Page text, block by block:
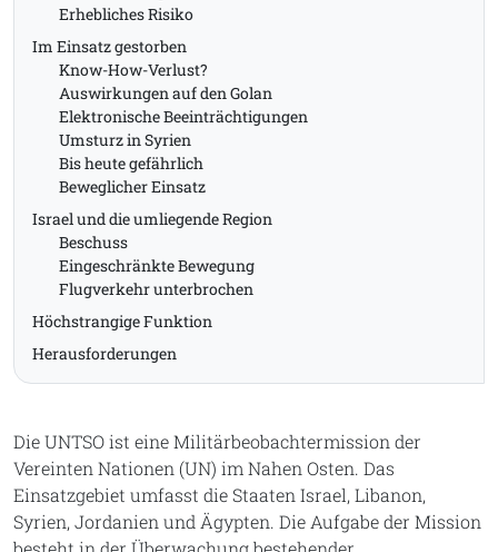
Erhebliches Risiko
Im Einsatz gestorben
Know-How-Verlust?
Auswirkungen auf den Golan
Elektronische Beeinträchtigungen
Umsturz in Syrien
Bis heute gefährlich
Beweglicher Einsatz
Israel und die umliegende Region
Beschuss
Eingeschränkte Bewegung
Flugverkehr unterbrochen
Höchstrangige Funktion
Herausforderungen
Die UNTSO ist eine Militärbeobachtermission der
Vereinten Nationen (UN) im Nahen Osten. Das
Einsatzgebiet umfasst die Staaten Israel, Libanon,
Syrien, Jordanien und Ägypten. Die Aufgabe der Mission